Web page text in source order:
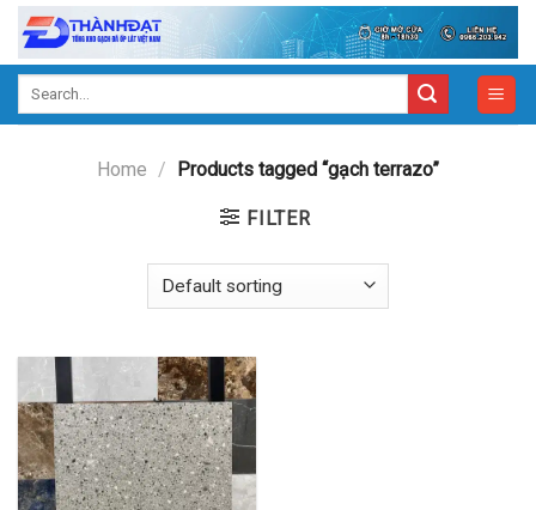
Skip
content
Home / Products tagged “gạch terrazo”
FILTER